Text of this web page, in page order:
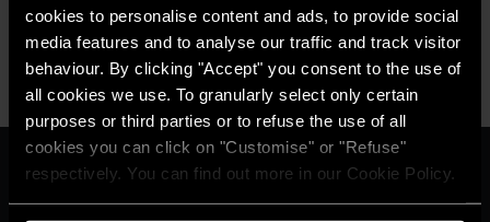
cookies to personalise content and ads, to provide social
media features and to analyse our traffic and track visitor
behaviour. By clicking "Accept" you consent to the use of
all cookies we use. To granularly select only certain
purposes or third parties or to refuse the use of all
cookies you can click on "Customise" or "Refuse"
respectively. You can find out more in our Cookie Policy.
ARISTON GROUP